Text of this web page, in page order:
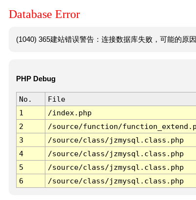
Database Error
(1040) 365建站错误警告：连接数据库失败，可能的原
PHP Debug
No. File
1
/index.php
2
/source/function/
3
/source/class/jzmysql.class.php
4
/source/class/jzmysql.class.php
5
/source/class/jzmysql.class.php
6
/source/class/jzmysql.class.php